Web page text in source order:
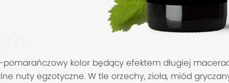
kolor będący efektem długiej
nuty egzotyczne. W tle orzechy, zioła, miód